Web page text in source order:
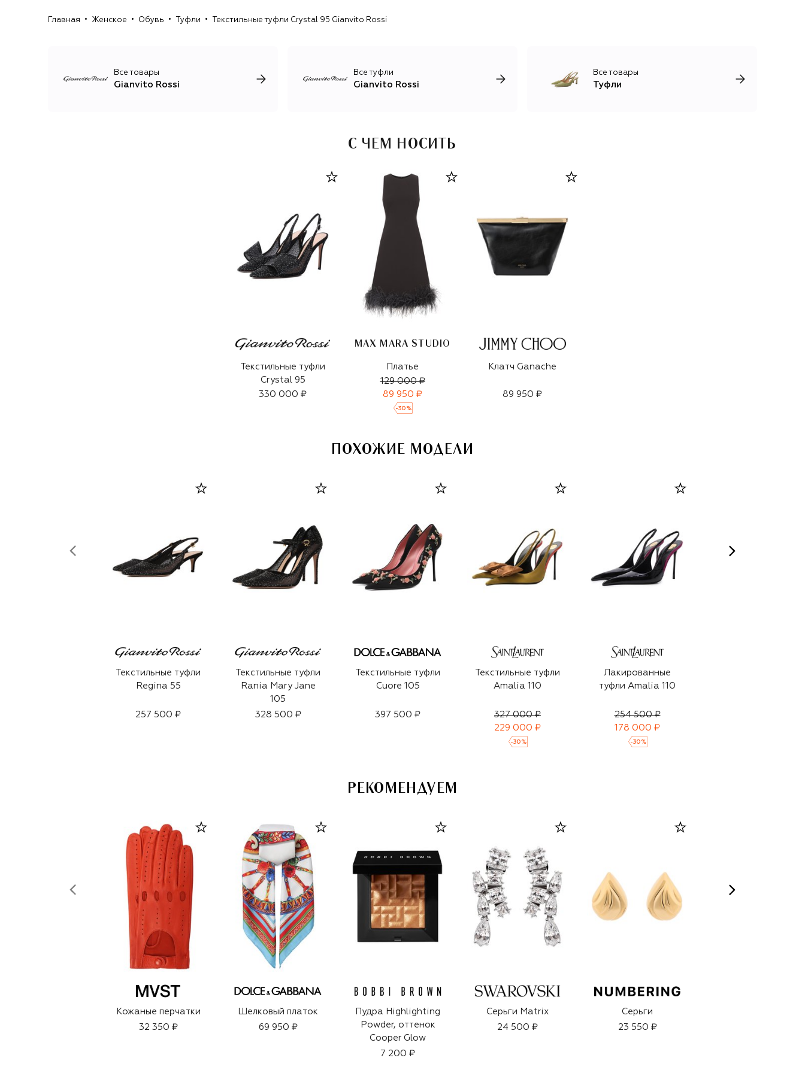
Главная Женское Обувь Туфли Текстильные туфли Crystal 95 Gianvito Rossi
Все товары
Gianvito Rossi
Все туфли
Gianvito Rossi
Все товары
Туфли
С ЧЕМ НОСИТЬ
Текстильные туфли
Crystal 95
330 000 ₽
MAX MARA STUDIO
Платье
129 000 ₽
89 950 ₽
-30 %
Клатч Ganache
89 950 ₽
ПОХОЖИЕ МОДЕЛИ
Текстильные туфли
Regina 55
257 500 ₽
Текстильные туфли
Rania Mary Jane
105
328 500 ₽
Текстильные туфли
Cuore 105
397 500 ₽
Текстильные туфли
Amalia 110
327 000 ₽
229 000 ₽
-30 %
Лакированные
туфли Amalia 110
254 500 ₽
178 000 ₽
-30 %
РЕКОМЕНДУЕМ
Кожаные перчатки
32 350 ₽
Шелковый платок
69 950 ₽
Пудра Highlighting
Powder, оттенок
Cooper Glow
7 200 ₽
Серьги Matrix
24 500 ₽
Серьги
23 550 ₽